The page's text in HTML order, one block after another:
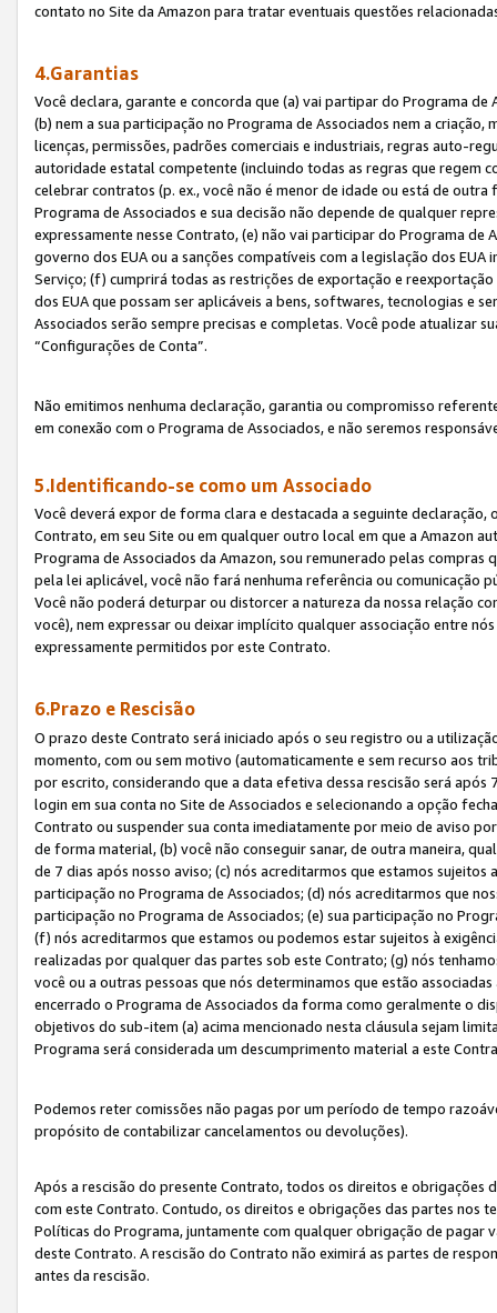
contato no Site da Amazon para tratar eventuais questões
4.Garantias
Você declara, garante e concorda que (a) vai partipar do Programa
(b) nem a sua participação no Programa de Associados nem a
licenças, permissões, padrões comerciais e industriais, regras auto-
autoridade estatal competente (incluindo todas as regras que regem
celebrar contratos (p. ex., você não é menor de idade ou está de
Programa de Associados e sua decisão não depende de qualquer
expressamente nesse Contrato, (e) não vai participar do Programa
governo dos EUA ou a sanções compatíveis com a legislação dos
Serviço; (f) cumprirá todas as restrições de exportação e
dos EUA que possam ser aplicáveis a bens, softwares, tecnologias e
Associados serão sempre precisas e completas. Você pode atualizar
“Configurações de Conta”.
Não emitimos nenhuma declaração, garantia ou compromisso
em conexão com o Programa de Associados, e não seremos
5.Identificando-se como um Associado
Você deverá expor de forma clara e destacada a seguinte
Contrato, em seu Site ou em qualquer outro local em que a Amazon
Programa de Associados da Amazon, sou remunerado pelas
pela lei aplicável, você não fará nenhuma referência ou comunicação
Você não poderá deturpar ou distorcer a natureza da nossa relação
você), nem expressar ou deixar implícito qualquer associação entre
expressamente permitidos por este Contrato.
6.Prazo e Rescisão
O prazo deste Contrato será iniciado após o seu registro ou a
momento, com ou sem motivo (automaticamente e sem recurso aos
por escrito, considerando que a data efetiva dessa rescisão será
login em sua conta no Site de Associados e selecionando a opção
Contrato ou suspender sua conta imediatamente por meio de aviso
de forma material, (b) você não conseguir sanar, de outra maneira,
de 7 dias após nosso aviso; (c) nós acreditarmos que estamos
participação no Programa de Associados; (d) nós acreditarmos que
participação no Programa de Associados; (e) sua participação no
(f) nós acreditarmos que estamos ou podemos estar sujeitos à
realizadas por qualquer das partes sob este Contrato; (g) nós
você ou a outras pessoas que nós determinamos que estão
encerrado o Programa de Associados da forma como geralmente o
objetivos do sub-item (a) acima mencionado nesta cláusula sejam
Programa será considerada um descumprimento material a este
Podemos reter comissões não pagas por um período de tempo
propósito de contabilizar cancelamentos ou devoluções).
Após a rescisão do presente Contrato, todos os direitos e obrigações
com este Contrato. Contudo, os direitos e obrigações das partes nos
Políticas do Programa, juntamente com qualquer obrigação de
deste Contrato. A rescisão do Contrato não eximirá as partes de
antes da rescisão.